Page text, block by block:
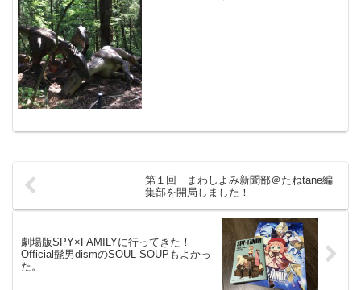
第１回 まわしよみ新聞部＠たねtane編
集部を開局しました！
劇場版SPY×FAMILYに行ってきた！
Official髭男dismのSOUL SOUPもよかっ
た。